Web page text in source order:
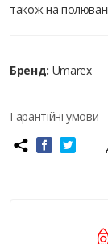
також на
Бренд: Umarex
Гарантійні умови